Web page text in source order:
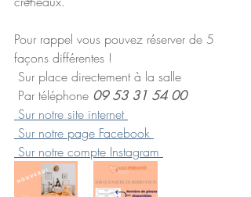
Pour rappel vous pouvez réserver de 5
façons différentes !
Sur place directement à la salle
Par téléphone 09 53 31 54 00
Sur notre site internet
Sur notre page Facebook
Sur notre compte Instagram